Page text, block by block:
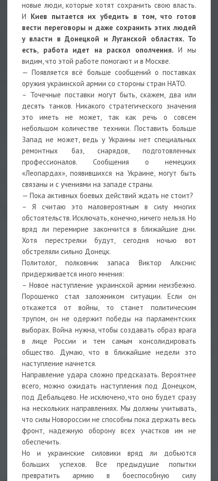
новые люди, которые хотят сохранить свою власть.
И Киев пытается их убедить в том, что готов
вести переговоры и даже сохранить этих людей
у власти в Донецкой и Луганской областях. То
есть, работа идет на раскол ополчения. И мы
видим, что этой работе помогают и в Москве.
— Появляется всё больше сообщений о поставках
оружия украинской армии со стороны стран НАТО.
– Точечные поставки могут быть, скажем, два или
десять танков. Никакого стратегического значения
это иметь не может, так как речь о совсем
небольшом количестве техники. Поставить больше
Запад не может, ведь у Украины нет специальных
ремонтных баз, снарядов, подготовленных
профессионалов. Сообщения о немецких
«Леопардах», появившихся на Украине, могут быть
связаны и с учениями на западе страны.
— Пока активных боевых действий ждать не стоит?
– Я считаю это маловероятным в силу многих
обстоятельств. Исключать, конечно, ничего нельзя. Но
вряд ли перемирие закончится в ближайшие дни.
Хотя перестрелки будут, сегодня ночью вот
обстреляли сильно Донецк.
Политолог, полковник запаса Виктор Алкснис
придерживается иного мнения:
– Новое наступление украинской армии неизбежно.
Порошенко стал заложником ситуации. Если он
откажется от войны, то станет политическим
трупом, он не одержит победы на парламентских
выборах. Война нужна, чтобы создавать образ врага
в лице России и тем самым консолидировать
общество. Думаю, что в ближайшие недели это
наступление начнется.
Направление удара сложно предсказать. Вероятнее
всего, можно ожидать наступления под Донецком,
под Дебальцево. Не исключено, что оно будет сразу
на нескольких направлениях. Мы должны учитывать,
что силы Новороссии не способны пока держать весь
фронт, надежную оборону всех участков им не
обеспечить.
Но и украинские силовики вряд ли добьются
больших успехов. Все предыдущие попытки
превратить армию в боеспособную силу